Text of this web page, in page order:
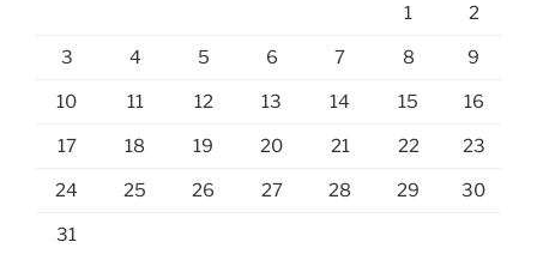
1 2
3 4 5 6 7 8 9
10 11 12 13 14 15 16
17 18 19 20 21 22 23
24 25 26 27 28 29 30
31